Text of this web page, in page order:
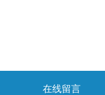
在线留言